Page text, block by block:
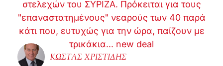
ΚΩΣΤΑΣ ΧΡΙΣΤΙΔΗΣ